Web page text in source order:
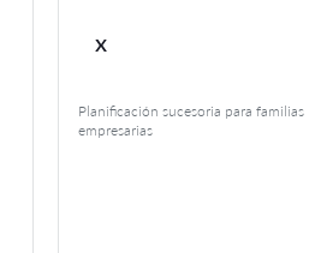
x
Planificación sucesoria para familias
empresarias